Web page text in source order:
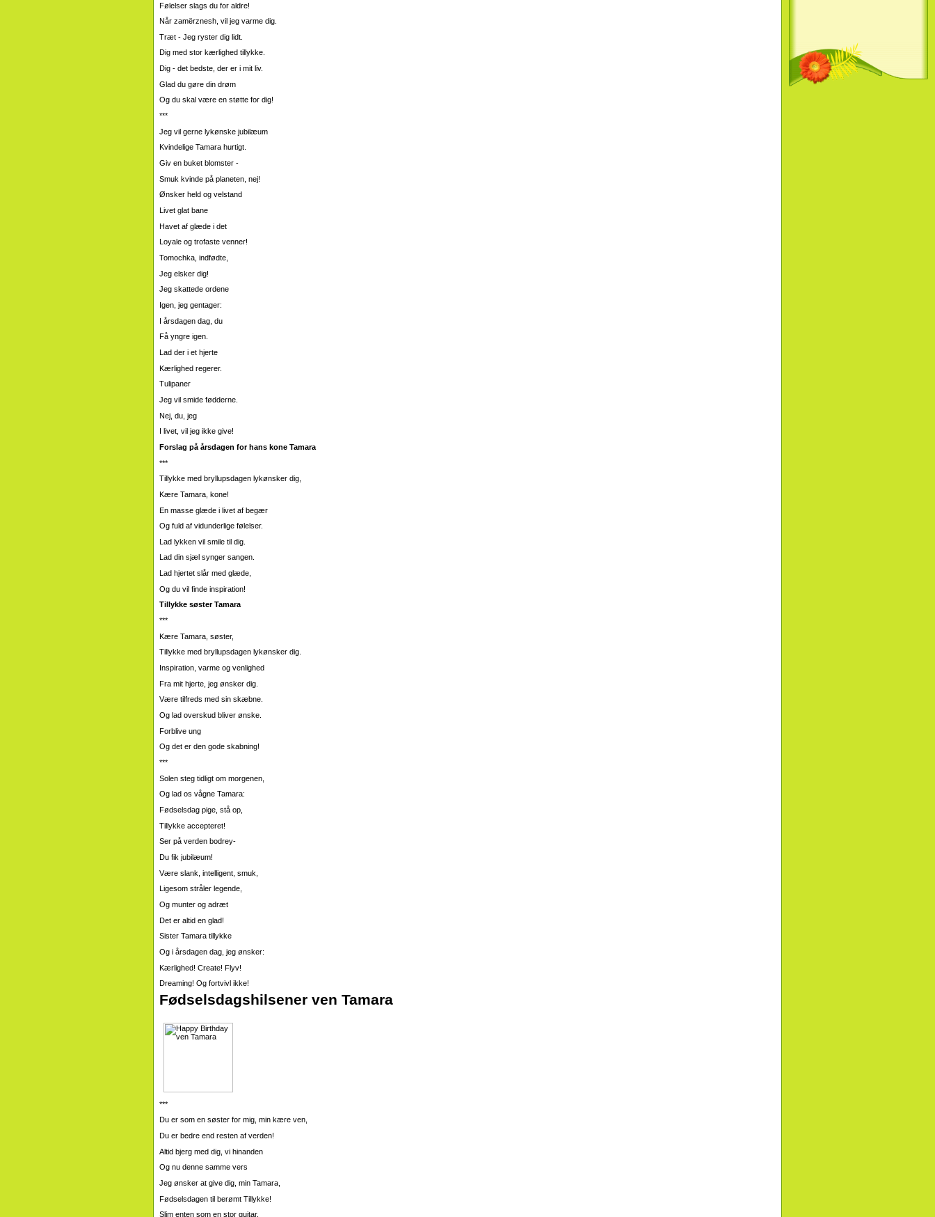
Følelser slags du for aldre!
Når zamёrznesh, vil jeg varme dig.
Træt - Jeg ryster dig lidt.
Dig med stor kærlighed tillykke.
Dig - det bedste, der er i mit liv.
Glad du gøre din drøm
Og du skal være en støtte for dig!
***
Jeg vil gerne lykønske jubilæum
Kvindelige Tamara hurtigt.
Giv en buket blomster -
Smuk kvinde på planeten, nej!
Ønsker held og velstand
Livet glat bane
Havet af glæde i det
Loyale og trofaste venner!
Tomochka, indfødte,
Jeg elsker dig!
Jeg skattede ordene
Igen, jeg gentager:
I årsdagen dag, du
Få yngre igen.
Lad der i et hjerte
Kærlighed regerer.
Tulipaner
Jeg vil smide fødderne.
Nej, du, jeg
I livet, vil jeg ikke give!
Forslag på årsdagen for hans kone Tamara
***
Tillykke med bryllupsdagen lykønsker dig,
Kære Tamara, kone!
En masse glæde i livet af begær
Og fuld af vidunderlige følelser.
Lad lykken vil smile til dig.
Lad din sjæl synger sangen.
Lad hjertet slår med glæde,
Og du vil finde inspiration!
Tillykke søster Tamara
***
Kære Tamara, søster,
Tillykke med bryllupsdagen lykønsker dig.
Inspiration, varme og venlighed
Fra mit hjerte, jeg ønsker dig.
Være tilfreds med sin skæbne.
Og lad overskud bliver ønske.
Forblive ung
Og det er den gode skabning!
***
Solen steg tidligt om morgenen,
Og lad os vågne Tamara:
Fødselsdag pige, stå op,
Tillykke accepteret!
Ser på verden bodrey-
Du fik jubilæum!
Være slank, intelligent, smuk,
Ligesom stråler legende,
Og munter og adræt
Det er altid en glad!
Sister Tamara tillykke
Og i årsdagen dag, jeg ønsker:
Kærlighed! Create! Flyv!
Dreaming! Og fortvivl ikke!
Fødselsdagshilsener ven Tamara
***
Du er som en søster for mig, min kære ven,
Du er bedre end resten af ​​verden!
Altid bjerg med dig, vi hinanden
Og nu denne samme vers
Jeg ønsker at give dig, min Tamara,
Fødselsdagen til berømt Tillykke!
Slim enten som en stor guitar,